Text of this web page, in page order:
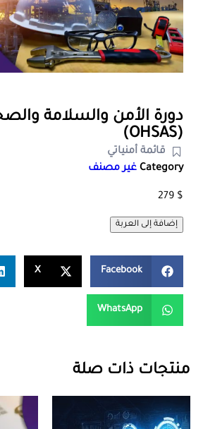
دورة الأمن والسلامة
(OHSAS)
قائمة أمنياتي
Category غير مصنف
279 $
إضافة إلى العربة
Facebook
X
WhatsApp
منتجات ذات صلة